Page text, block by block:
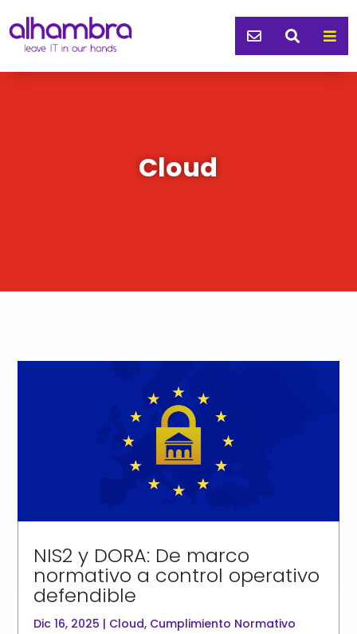
  
Cloud
NIS2 y DORA: De marco
normativo a control operativo
defendible
Dic 16, 2025 | Cloud, Cumplimiento Normativo